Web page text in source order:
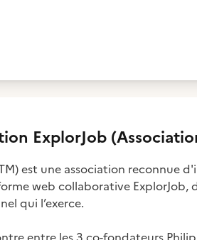
ExplorJob
est une association reconnue
web collaborative
qui l’exerce.